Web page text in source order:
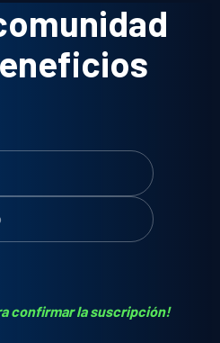
confirmar la suscripción!